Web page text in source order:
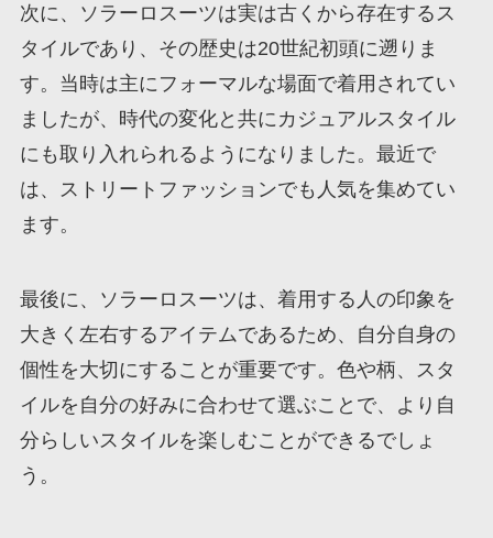
次に、ソラーロスーツは実は古くから存在するス
タイルであり、その歴史は20世紀初頭に遡りま
す。当時は主にフォーマルな場面で着用されてい
ましたが、時代の変化と共にカジュアルスタイル
にも取り入れられるようになりました。最近で
は、ストリートファッションでも人気を集めてい
ます。
最後に、ソラーロスーツは、着用する人の印象を
大きく左右するアイテムであるため、自分自身の
個性を大切にすることが重要です。色や柄、スタ
イルを自分の好みに合わせて選ぶことで、より自
分らしいスタイルを楽しむことができるでしょ
う。